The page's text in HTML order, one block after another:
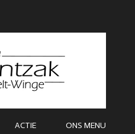
ACTIE ONS MENU